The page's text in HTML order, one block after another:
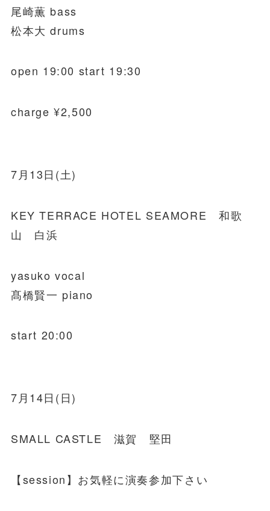
尾崎薫 bass
松本大 drums
open 19:00 start 19:30
charge ¥2,500
7月13日(土)
KEY TERRACE HOTEL SEAMORE 和歌
山 白浜
yasuko vocal
髙橋賢一 piano
start 20:00
7月14日(日)
SMALL CASTLE 滋賀 堅田
【session】お気軽に演奏参加下さい